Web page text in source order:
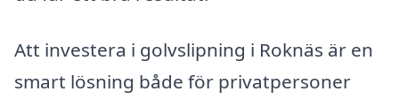
Att investera i golvslipning i Roknäs är en
smart lösning både för privatpersoner